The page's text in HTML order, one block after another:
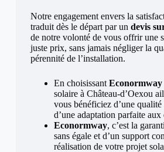
Notre engagement envers la
traduit dès le départ par un devis
de notre volonté de vous offrir une
juste prix, sans jamais négliger la
pérennité de l’installation.
En choisissant Econormway
solaire à Château-d’Oexou
vous bénéficiez d’une qualité
d’une adaptation parfaite
Econormway, c’est la
sans égale et d’un support
réalisation de votre projet